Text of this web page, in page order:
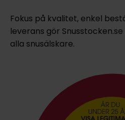
Fokus på kvalitet, enkel
leverans gör
alla snusälskare.